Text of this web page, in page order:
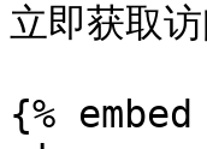
立即获取访
{%